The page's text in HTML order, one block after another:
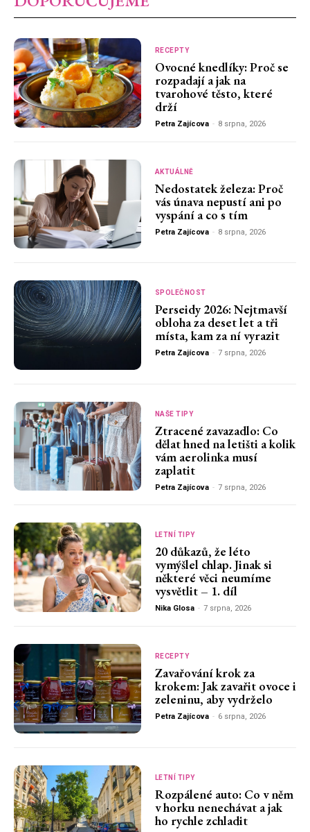
RECEPTY
Ovocné knedlíky: Proč se
rozpadají a jak na
tvarohové těsto, které
drží
Petra Zajícova - 8 srpna, 2026
AKTUÁLNĚ
Nedostatek železa: Proč
vás únava nepustí ani po
vyspání a co s tím
Petra Zajícova - 8 srpna, 2026
SPOLEČNOST
Perseidy 2026: Nejtmavší
obloha za deset let a tři
místa, kam za ní vyrazit
Petra Zajícova - 7 srpna, 2026
NAŠE TIPY
Ztracené zavazadlo: Co
dělat hned na letišti a kolik
vám aerolinka musí
zaplatit
Petra Zajícova - 7 srpna, 2026
LETNÍ TIPY
20 důkazů, že léto
vymýšlel chlap. Jinak si
některé věci neumíme
vysvětlit – 1. díl
Nika Glosa - 7 srpna, 2026
RECEPTY
Zavařování krok za
krokem: Jak zavařit ovoce i
zeleninu, aby vydrželo
Petra Zajícova - 6 srpna, 2026
LETNÍ TIPY
Rozpálené auto: Co v něm
v horku nenechávat a jak
ho rychle zchladit